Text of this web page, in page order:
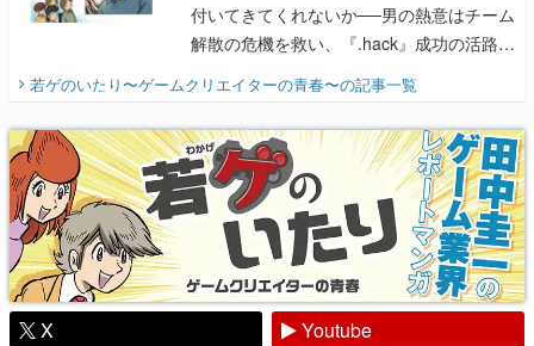
付いてきてくれないか──男の熱意はチーム
解散の危機を救い、『.hack』成功の活路を
開く。業界の快男児・松山 洋に流れる血は
『少年ジャンプ』色だった【若ゲのいた
り】
若ゲのいたり〜ゲームクリエイターの青春〜の記事一覧
X
Youtube